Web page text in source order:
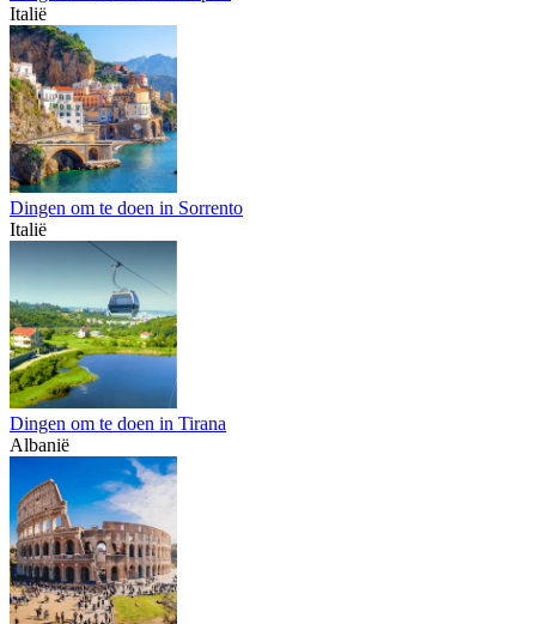
Italië
Dingen om te doen in Sorrento
Italië
Dingen om te doen in Tirana
Albanië